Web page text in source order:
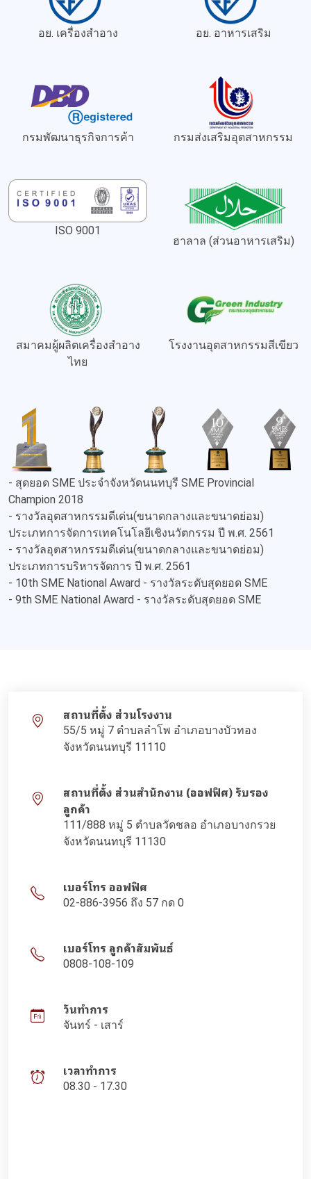
อย. เครื่องสำอาง อย. อาหารเสริม
กรมพัฒนาธุรกิจการค้า กรมส่งเสริมอุตสาหกรรม
ISO 9001
ฮาลาล (ส่วนอาหารเสริม)
สมาคมผู้ผลิตเครื่องสำอาง
ไทย
โรงงานอุตสาหกรรมสีเขียว
- สุดยอด SME ประจำจังหวัดนนทบุรี SME Provincial
Champion 2018
- รางวัลอุตสาหกรรมดีเด่น(ขนาดกลางและขนาดย่อม)
ประเภทการจัดการเทคโนโลยีเชิงนวัตกรรม ปี พ.ศ. 2561
- รางวัลอุตสาหกรรมดีเด่น(ขนาดกลางและขนาดย่อม)
ประเภทการบริหารจัดการ ปี พ.ศ. 2561
- 10th SME National Award - รางวัลระดับสุดยอด SME
- 9th SME National Award - รางวัลระดับสุดยอด SME
สถานที่ตั้ง ส่วนโรงงาน
55/5 หมู่ 7 ตำบลลำโพ อำเภอบางบัวทอง
จังหวัดนนทบุรี 11110
สถานที่ตั้ง ส่วนสำนักงาน (ออฟฟิศ) รับรอง
ลูกค้า
111/888 หมู่ 5 ตำบลวัดชลอ อำเภอบางกรวย
จังหวัดนนทบุรี 11130
เบอร์โทร ออฟฟิศ
02-886-3956 ถึง 57 กด 0
เบอร์โทร ลูกค้าสัมพันธ์
0808-108-109
วันทำการ
จันทร์ - เสาร์
เวลาทำการ
08.30 - 17.30